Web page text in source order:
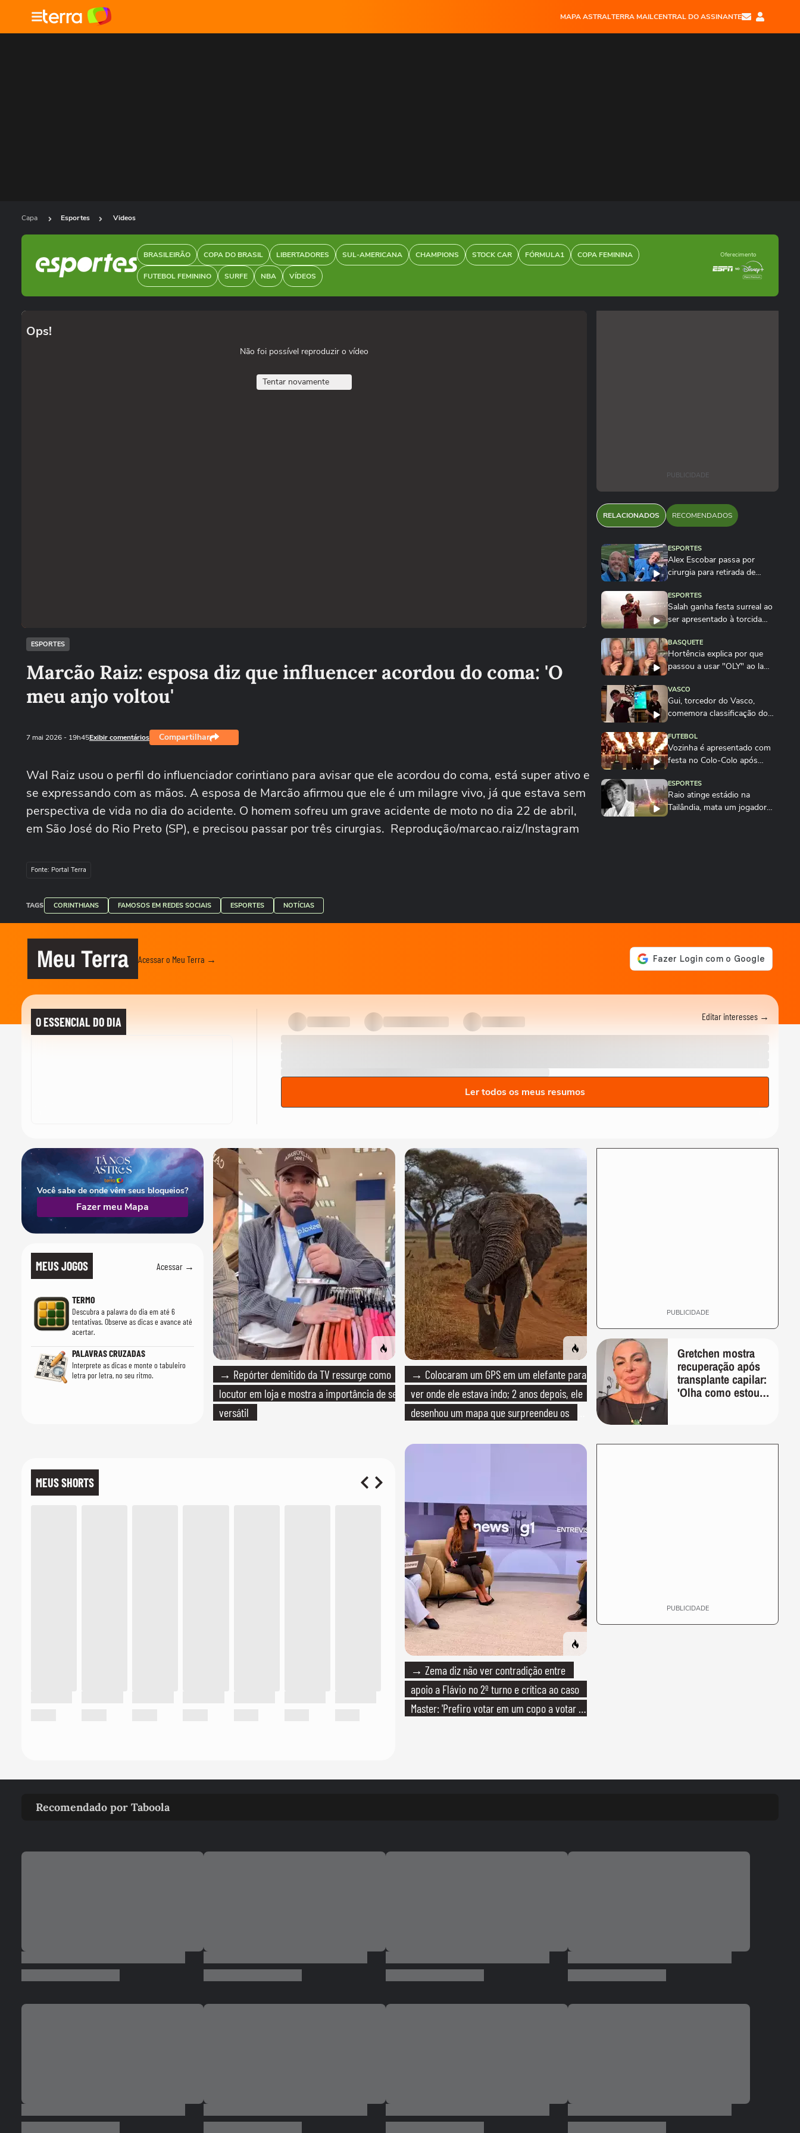
MAPA ASTRALTERRA MAILCENTRAL DO ASSINANTE
Capa Esportes Videos
BRASILEIRÃO COPA DO BRASIL LIBERTADORES SUL-AMERICANA CHAMPIONS STOCK CAR FÓRMULA1 COPA FEMININA
FUTEBOL FEMININO SURFE NBA VÍDEOS
Oferecimento
Ops!
Não foi possível reproduzir o vídeo
Tentar novamente
ESPORTES
Marcão Raiz: esposa diz que influencer acordou do coma: 'O
meu anjo voltou'
7 mai 2026- 19h45Exibir comentários Compartilhar
Wal Raiz usou o perfil do influenciador corintiano para avisar que ele acordou do coma, está super ativo e
se expressando com as mãos. A esposa de Marcão afirmou que ele é um milagre vivo, já que estava sem
perspectiva de vida no dia do acidente. O homem sofreu um grave acidente de moto no dia 22 de abril,
em São José do Rio Preto (SP), e precisou passar por três cirurgias. Reprodução/marcao.raiz/Instagram
Fonte: Portal Terra
TAGS CORINTHIANS FAMOSOS EM REDES SOCIAIS ESPORTES NOTÍCIAS
PUBLICIDADE
RELACIONADOS RECOMENDADOS
ESPORTES
Alex Escobar passa por
cirurgia para retirada de
ESPORTES
Salah ganha festa surreal ao
ser apresentado à torcida
BASQUETE
Hortência explica por que
passou a usar "OLY" ao lado
VASCO
Gui, torcedor do Vasco,
comemora classificação do
FUTEBOL
Vozinha é apresentado com
festa no Colo-Colo após
ESPORTES
Raio atinge estádio na
Tailândia, mata um jogador e
NEYMAR
é chamado de 'vagabundo'
por presidente...
00:50
ESPORTES
polêmica em campo: 'Existe
Você sabe quantas calorias
Meu Terra Acessar o Meu Terra →
O ESSENCIAL DO DIA Editar interesses →
Ler todos os meus resumos
MEUS JOGOS Acessar →
TERMO
Descubra a palavra do dia em até 6
tentativas. Observe as dicas e avance até
acertar.
PALAVRAS CRUZADAS
Interprete as dicas e monte o tabuleiro
letra por letra, no seu ritmo.
→ Repórter demitido da TV ressurge como
locutor em loja e mostra a importância de ser
versátil
→ Colocaram um GPS em um elefante para
ver onde ele estava indo; 2 anos depois, ele
desenhou um mapa que surpreendeu os
PUBLICIDADE
→ Zema diz não ver contradição entre
apoio a Flávio no 2º turno e crítica ao caso
Master: 'Prefiro votar em um copo a votar no
Gretchen mostra
recuperação após
transplante capilar:
'Olha como estou
MEUS SHORTS
PUBLICIDADE
Você sabe de onde vêm seus bloqueios?
Fazer meu Mapa
Recomendado por Taboola